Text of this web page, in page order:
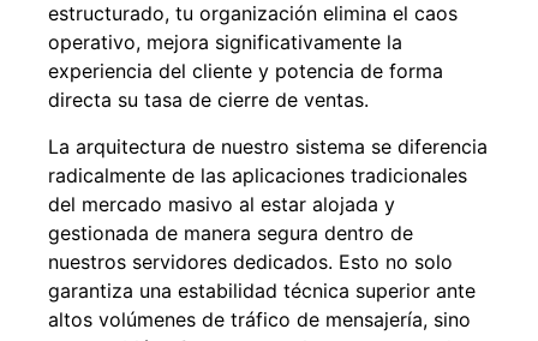
estructurado, tu organización elimina el caos
operativo, mejora significativamente la
experiencia del cliente y potencia de forma
directa su tasa de cierre de ventas.
La arquitectura de nuestro sistema se diferencia
radicalmente de las aplicaciones tradicionales
del mercado masivo al estar alojada y
gestionada de manera segura dentro de
nuestros servidores dedicados. Esto no solo
garantiza una estabilidad técnica superior ante
altos volúmenes de tráfico de mensajería, sino